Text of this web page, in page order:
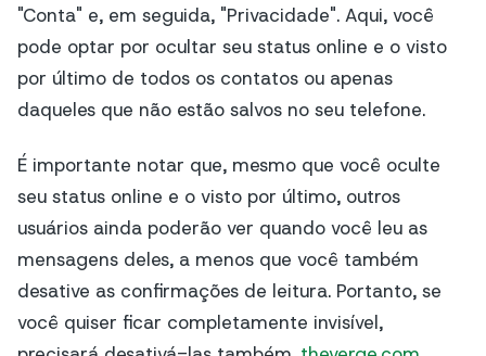
"Conta" e, em seguida, "Privacidade". Aqui, você
pode optar por ocultar seu status online e o visto
por último de todos os contatos ou apenas
daqueles que não estão salvos no seu telefone.
É importante notar que, mesmo que você oculte
seu status online e o visto por último, outros
usuários ainda poderão ver quando você leu as
mensagens deles, a menos que você também
desative as confirmações de leitura. Portanto, se
você quiser ficar completamente invisível,